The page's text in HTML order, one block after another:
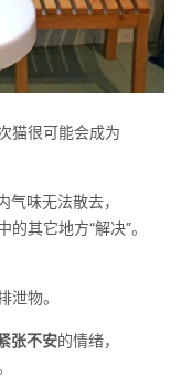
猫很可能会成为
气味无法散去，
其它地方“解决”。
泄物。
张不安的情绪，